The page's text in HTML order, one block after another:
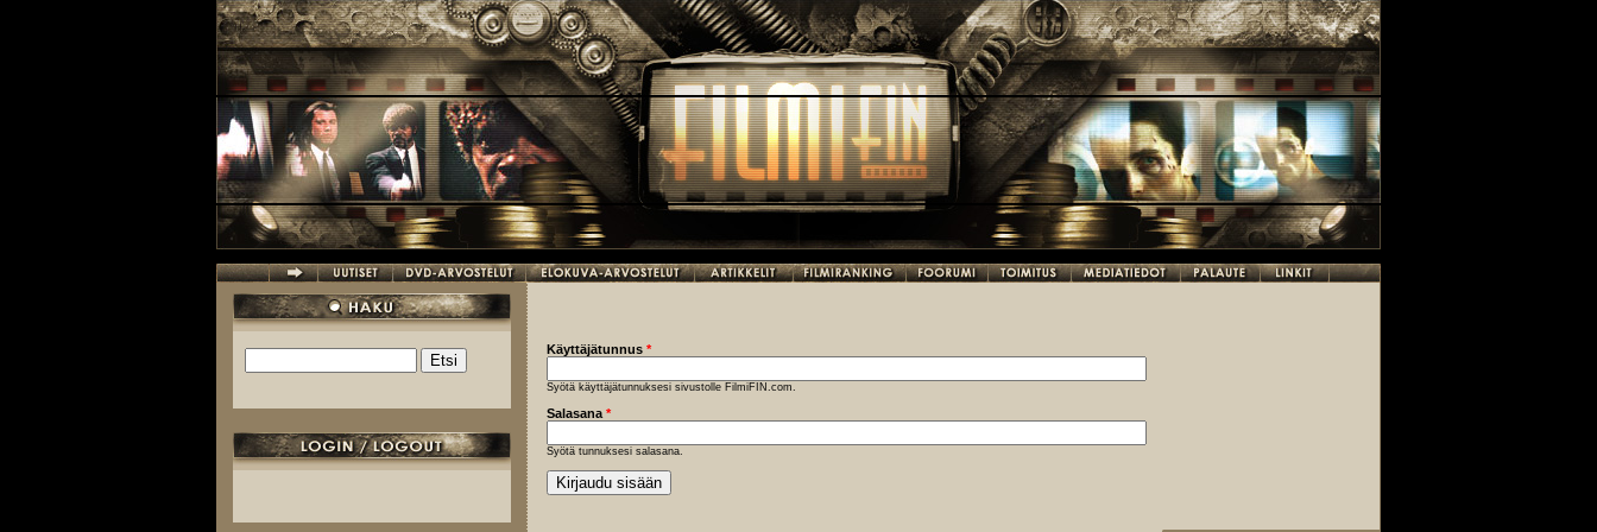
Hakulomake
Käyttäjätunnus *
Syötä käyttäjätunnuksesi sivustolle FilmiFIN.com.
Salasana *
Syötä tunnuksesi salasana.